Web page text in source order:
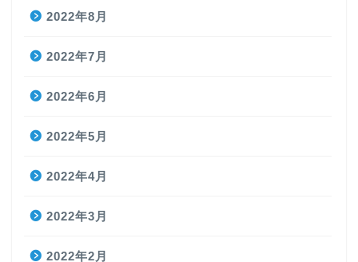
2022年8月
2022年7月
2022年6月
2022年5月
2022年4月
2022年3月
2022年2月